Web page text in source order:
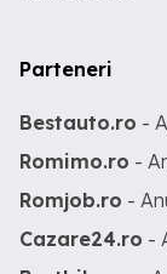
Parteneri
Bestauto.ro -
Romimo.ro -
Romjob.ro -
Cazare24.ro -